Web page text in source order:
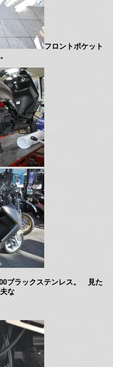
フロントポケット
ブラックステンレス。 見た
な